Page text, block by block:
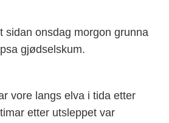
sidan onsdag morgon grunna
gjødselskum.
vore langs elva i tida etter
etter utsleppet var